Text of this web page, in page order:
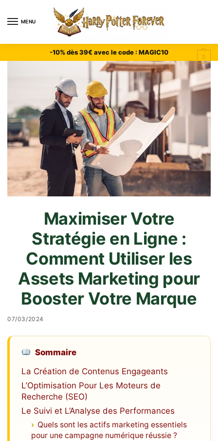
MENU
0
-10% dès 39€ avec le code : MAGIC10
Maximiser Votre
Stratégie en Ligne :
Comment Utiliser les
Assets Marketing pour
Booster Votre Marque
07/03/2024
Sommaire
La Création de Contenus Engageants
L’Optimisation Pour Les Moteurs de
Recherche (SEO)
Le Suivi et L’Analyse des Performances
Quels sont les actifs marketing essentiels
pour une campagne numérique réussie ?